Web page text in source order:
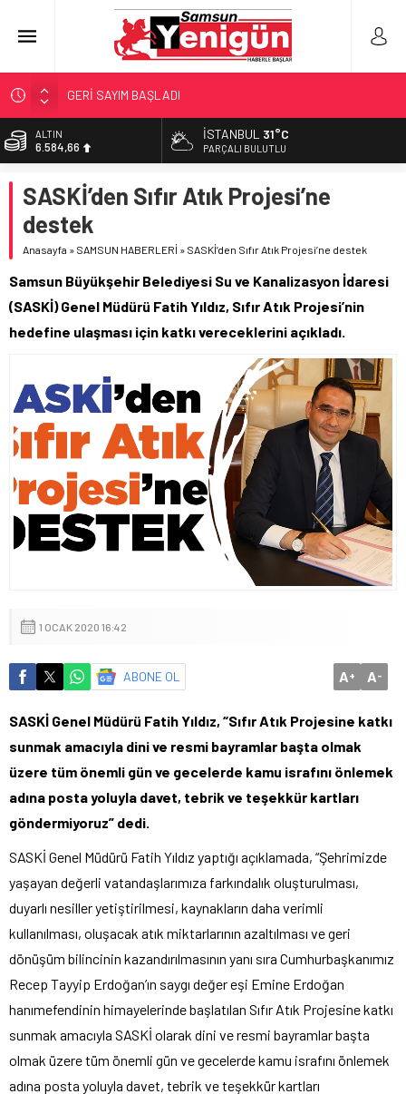
GERİ SAYIM BAŞLADI
SAMSUNSPOR’DA HEDEF 5’İNCİLİK!
‘BAFRA’YA YATIRIM YAPIN!’
YÖNETİCİ SEÇERKEN YAPILAN EN BÜYÜK HATALAR
ALTIN
6.584,66
13.889,75
DOLAR
47,7046
55,0051
İSTANBUL 31°C
PARÇALI BULUTLU
SASKİ’den Sıfır Atık Projesi’ne
destek
Anasayfa » SAMSUN HABERLERİ » SASKİ’den Sıfır Atık Projesi’ne destek
Samsun Büyükşehir Belediyesi Su ve Kanalizasyon İdaresi
(SASKİ) Genel Müdürü Fatih Yıldız, Sıfır Atık Projesi’nin
hedefine ulaşması için katkı vereceklerini açıkladı.
1 OCAK 2020 16:42
ABONE OL A+ A-
SASKİ Genel Müdürü Fatih Yıldız, “Sıfır Atık Projesine katkı
sunmak amacıyla dini ve resmi bayramlar başta olmak
üzere tüm önemli gün ve gecelerde kamu israfını önlemek
adına posta yoluyla davet, tebrik ve teşekkür kartları
göndermiyoruz” dedi.
SASKİ Genel Müdürü Fatih Yıldız yaptığı açıklamada, “Şehrimizde
yaşayan değerli vatandaşlarımıza farkındalık oluşturulması,
duyarlı nesiller yetiştirilmesi, kaynakların daha verimli
kullanılması, oluşacak atık miktarlarının azaltılması ve geri
dönüşüm bilincinin kazandırılmasının yanı sıra Cumhurbaşkanımız
Recep Tayyip Erdoğan’ın saygı değer eşi Emine Erdoğan
hanımefendinin himayelerinde başlatılan Sıfır Atık Projesine katkı
sunmak amacıyla SASKİ olarak dini ve resmi bayramlar başta
olmak üzere tüm önemli gün ve gecelerde kamu israfını önlemek
adına posta yoluyla davet, tebrik ve teşekkür kartları